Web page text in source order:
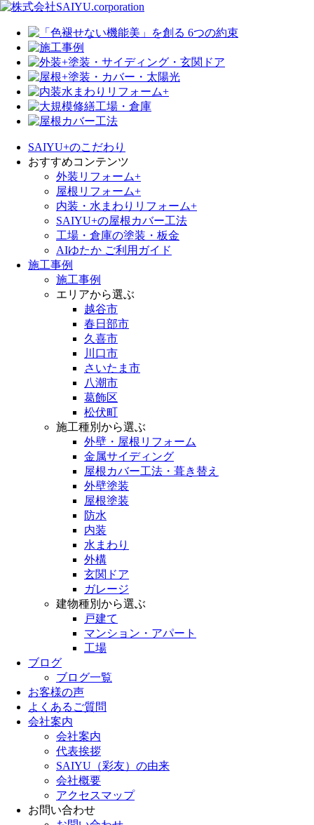
SAIYU+のこだわり
おすすめコンテンツ
外装リフォーム+
屋根リフォーム+
内装・水まわりリフォーム+
SAIYU+の屋根カバー工法
工場・倉庫の塗装・板金
AIゆたか ご利用ガイド
施工事例
施工事例
エリアから選ぶ
越谷市
春日部市
久喜市
川口市
さいたま市
八潮市
葛飾区
松伏町
施工種別から選ぶ
外壁・屋根リフォーム
金属サイディング
屋根カバー工法・葺き替え
外壁塗装
屋根塗装
防水
内装
水まわり
外構
玄関ドア
ガレージ
建物種別から選ぶ
戸建て
マンション・アパート
工場
ブログ
ブログ一覧
お客様の声
よくあるご質問
会社案内
会社案内
代表挨拶
SAIYU（彩友）の由来
会社概要
アクセスマップ
お問い合わせ